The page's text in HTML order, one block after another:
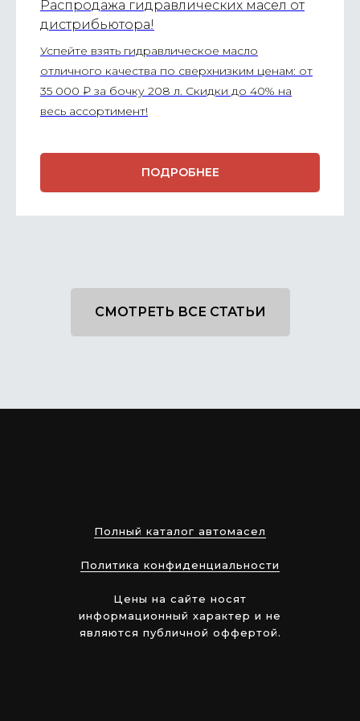
Распродажа гидравлических масел от
дистрибьютора!
Успейте взять гидравлическое масло
отличного качества по сверхнизким ценам: от
35 000 ₽ за бочку 208 л. Скидки до 40% на
весь ассортимент!
ПОДРОБНЕЕ
СМОТРЕТЬ ВСЕ СТАТЬИ
Полный каталог автомасел
Политика конфиденциальности
Цены на сайте носят
информационный характер и не
являются публичной оффертой.